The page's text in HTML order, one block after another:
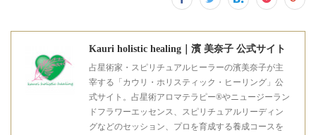
Kauri holistic healing｜濱 美奈子 公式サイト
占星術家・スピリチュアルヒーラーの濱美奈子が主
宰する「カウリ・ホリスティック・ヒーリング」公
式サイト。占星術アロマテラピー®やニュージーラン
ドフラワーエッセンス、スピリチュアルリーディン
グなどのセッション、プロを育成する養成コースを